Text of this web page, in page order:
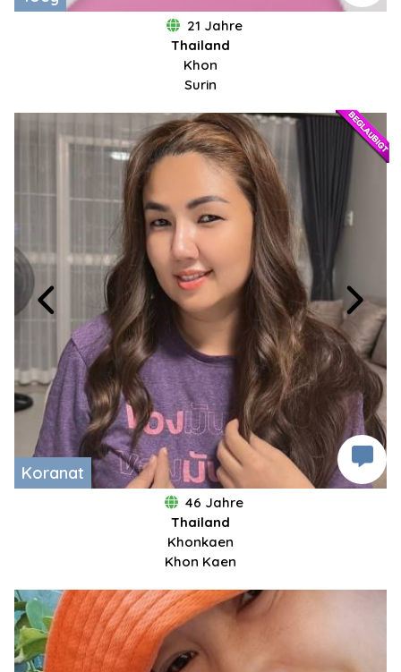
21 Jahre
Thailand
Khon
Surin
Koranat
46 Jahre
Thailand
Khonkaen
Khon Kaen